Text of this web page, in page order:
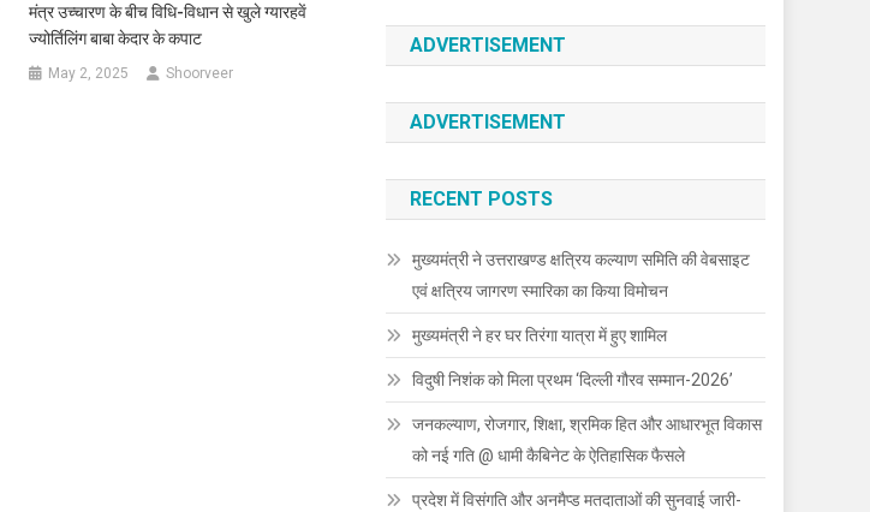
मंत्र उच्चारण के बीच विधि-विधान से खुले ग्यारहवें
ज्योर्तिलिंग बाबा केदार के कपाट
May 2, 2025 Shoorveer
ADVERTISEMENT
ADVERTISEMENT
RECENT POSTS
मुख्यमंत्री ने उत्तराखण्ड क्षत्रिय कल्याण समिति की वेबसाइट
एवं क्षत्रिय जागरण स्मारिका का किया विमोचन
मुख्यमंत्री ने हर घर तिरंगा यात्रा में हुए शामिल
विदुषी निशंक को मिला प्रथम ‘दिल्ली गौरव सम्मान-2026’
जनकल्याण, रोजगार, शिक्षा, श्रमिक हित और आधारभूत विकास
को नई गति @ धामी कैबिनेट के ऐतिहासिक फैसले
प्रदेश में विसंगति और अनमैप्ड मतदाताओं की सुनवाई जारी-